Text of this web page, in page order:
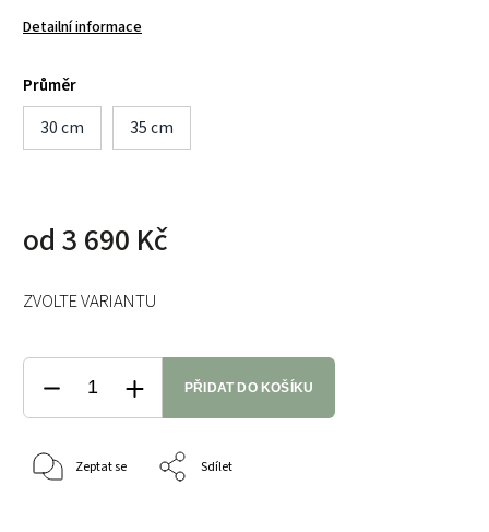
Detailní informace
Průměr
30 cm
35 cm
od 3 690 Kč
ZVOLTE VARIANTU
PŘIDAT DO KOŠÍKU
Zeptat se Sdílet